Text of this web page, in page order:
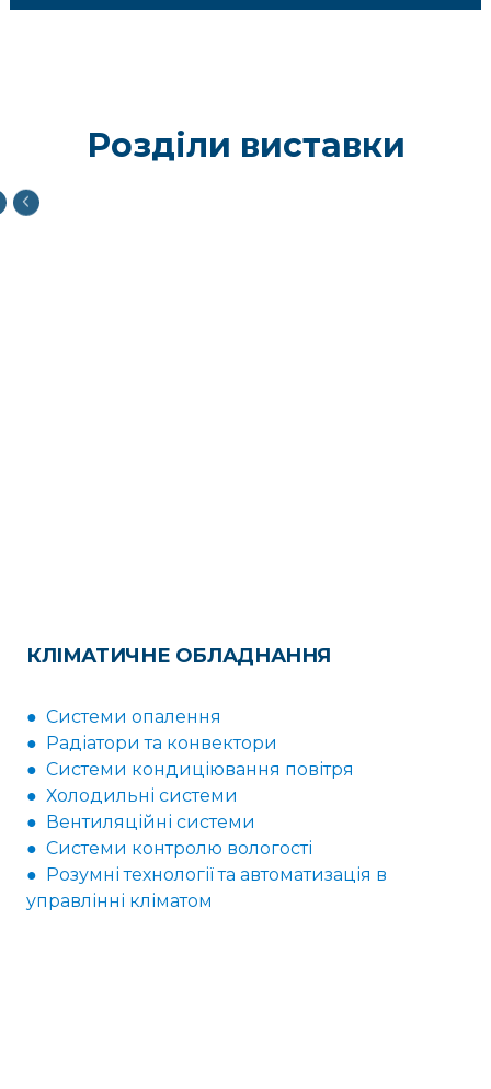
Розділи виставки
КЛІМАТИЧНЕ ОБЛАДНАННЯ
● Системи опалення
● Радіатори та конвектори
● Системи кондиціювання повітря
● Холодильні системи
● Вентиляційні системи
● Системи контролю вологості
● Розумні технології та автоматизація в
управлінні кліматом